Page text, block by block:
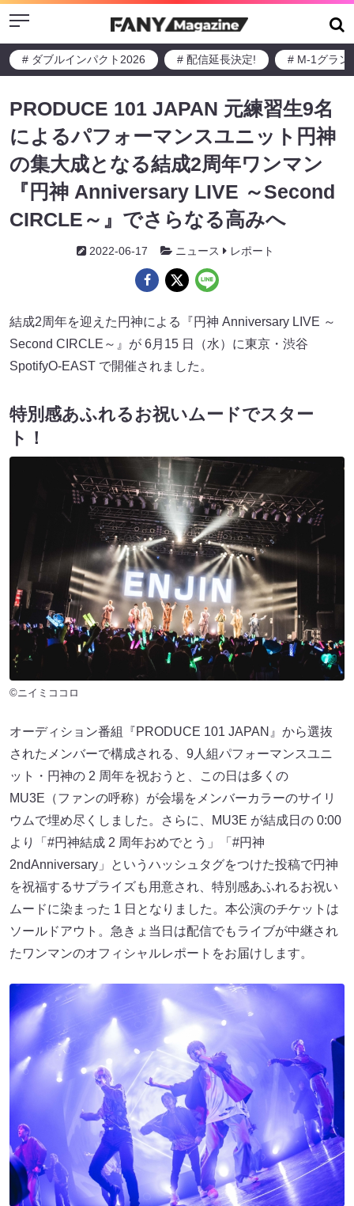
Menu
# ダブルインパクト2026 # 配信延長決定! # M-1グラン
PRODUCE 101 JAPAN 元練習生9名
によるパフォーマンスユニット円神
の集大成となる結成2周年ワンマン
『円神 Anniversary LIVE ～Second
CIRCLE～』でさらなる高みへ
2022-06-17 ニュース レポート
結成2周年を迎えた円神による『円神 Anniversary LIVE ～
Second CIRCLE～』が 6月15 日（水）に東京・渋谷
SpotifyO-EAST で開催されました。
特別感あふれるお祝いムードでスター
ト！
©ニイミココロ
オーディション番組『PRODUCE 101 JAPAN』から選抜
されたメンバーで構成される、9人組パフォーマンスユニ
ット・円神の 2 周年を祝おうと、この日は多くの
MU3E（ファンの呼称）が会場をメンバーカラーのサイリ
ウムで埋め尽くしました。さらに、MU3E が結成日の 0:00
より「#円神結成 2 周年おめでとう」「#円神
2ndAnniversary」というハッシュタグをつけた投稿で円神
を祝福するサプライズも用意され、特別感あふれるお祝い
ムードに染まった 1 日となりました。本公演のチケットは
ソールドアウト。急きょ当日は配信でもライブが中継され
たワンマンのオフィシャルレポートをお届けします。